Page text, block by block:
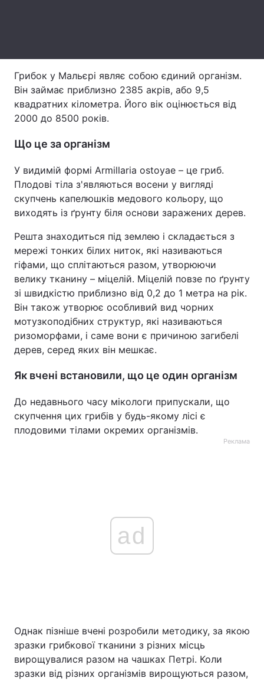
Грибок у Мальєрі являє собою єдиний організм.
Він займає приблизно 2385 акрів, або 9,5
квадратних кілометра. Його вік оцінюється від
2000 до 8500 років.
Що це за організм
У видимій формі Armillaria ostoyae – це гриб.
Плодові тіла з'являються восени у вигляді
скупчень капелюшків медового кольору, що
виходять із ґрунту біля основи заражених дерев.
Решта знаходиться під землею і складається з
мережі тонких білих ниток, які називаються
гіфами, що сплітаються разом, утворюючи
велику тканину – міцелій. Міцелій повзе по ґрунту
зі швидкістю приблизно від 0,2 до 1 метра на рік.
Він також утворює особливий вид чорних
мотузкоподібних структур, які називаються
ризоморфами, і саме вони є причиною загибелі
дерев, серед яких він мешкає.
Як вчені встановили, що це один організм
До недавнього часу мікологи припускали, що
скупчення цих грибів у будь-якому лісі є
плодовими тілами окремих організмів.
Реклама
ad
Однак пізніше вчені розробили методику, за якою
зразки грибкової тканини з різних місць
вирощувалися разом на чашках Петрі. Коли
зразки від різних організмів вирощуються разом,